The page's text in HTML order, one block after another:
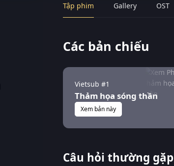
Tập phim Gallery OST
Các bản chiếu
Vietsub #1
Thảm họa sóng thần
Xem bản này
Câu hỏi thường gặp